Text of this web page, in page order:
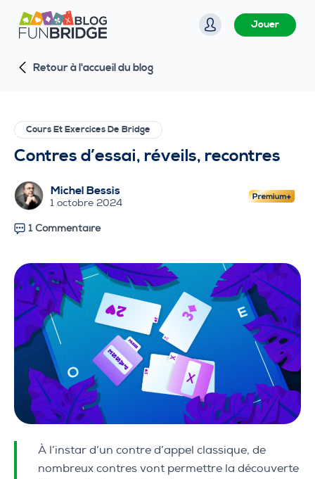
P
a
s
a
c
o
n
e
u
Jouer
Retour à l'accueil du blog
Cours Et Exercices De Bridge
Contres d’essai, réveils, recontres
Michel Bessis
1 octobre 2024
1 Commentaire
À l’instar d’un contre d’appel classique, de
nombreux contres vont permettre la découverte